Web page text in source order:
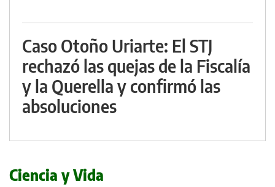
Caso Otoño Uriarte: El STJ
rechazó las quejas de la Fiscalía
y la Querella y confirmó las
absoluciones
Ciencia y Vida